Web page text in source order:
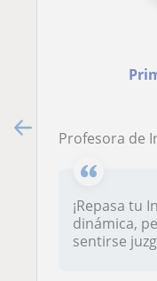
Profesora de Ingles
¡Repasa tu
dinámica,
sentirse